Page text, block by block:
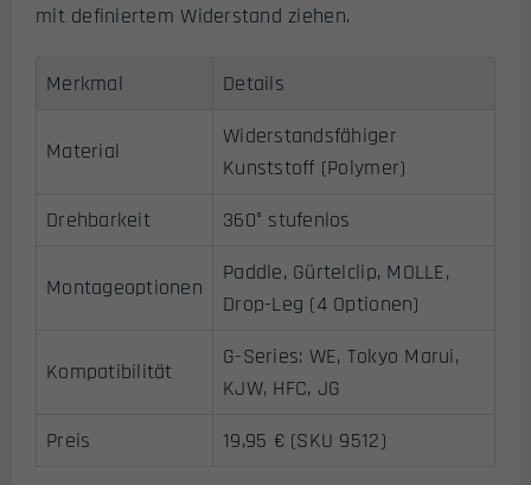
mit definiertem Widerstand ziehen.
Merkmal Details
Material
Widerstandsfähiger
Kunststoff (Polymer)
Drehbarkeit
360° stufenlos
Montageoptionen
Paddle, Gürtelclip, MOLLE,
Drop-Leg (4 Optionen)
Kompatibilität
G-Series: WE, Tokyo Marui,
KJW, HFC, JG
Preis
19,95 € (SKU 9512)